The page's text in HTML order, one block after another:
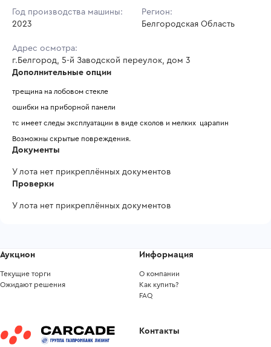
Год производства машины:
2023
Регион:
Белгородская Область
Адрес осмотра:
г.Белгород, 5-й Заводской переулок, дом 3
Дополнительные опции
трещина на лобовом стекле
ошибки на приборной панели
тс имеет следы эксплуатации в виде сколов и мелких  царапин
Возможны скрытые повреждения.
Документы
У лота нет прикреплённых документов
Проверки
У лота нет прикреплённых документов
Аукцион
Текущие торги
Ожидают решения
Информация
О компании
Как купить?
FAQ
Контакты